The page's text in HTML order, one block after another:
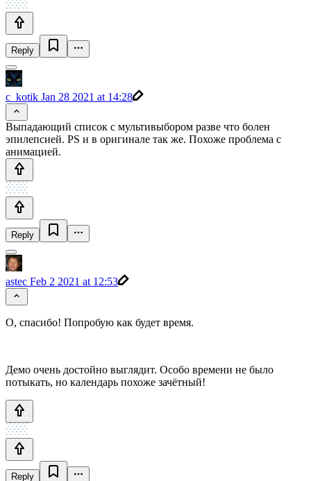
Reply
c_kotik Jan 28 2021 at 14:28
Выпадающий список с мультивыбором разве что болен
эпилепсией. PS и в оригинале так же. Похоже проблема с
анимацией.
Reply
astec Feb 2 2021 at 12:53
О, спасибо! Попробую как будет время.
Демо очень достойно выглядит. Особо времени не было
потыкать, но календарь похоже зачётный!
Reply